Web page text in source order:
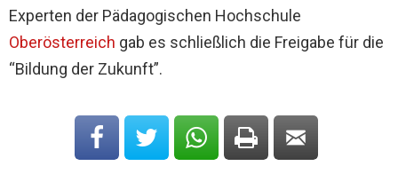
Experten der Pädagogischen Hochschule
Oberösterreich gab es schließlich die Freigabe für die
“Bildung der Zukunft”.